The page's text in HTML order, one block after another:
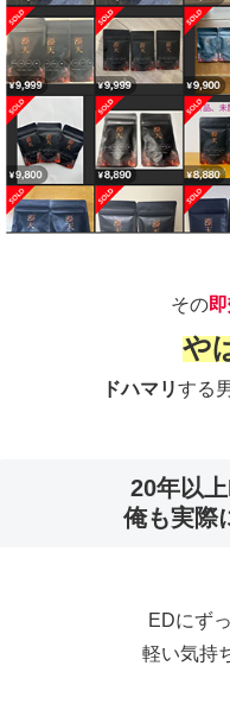
その
や
ドハマリする
20年以
俺も実際
EDにず
軽い気持